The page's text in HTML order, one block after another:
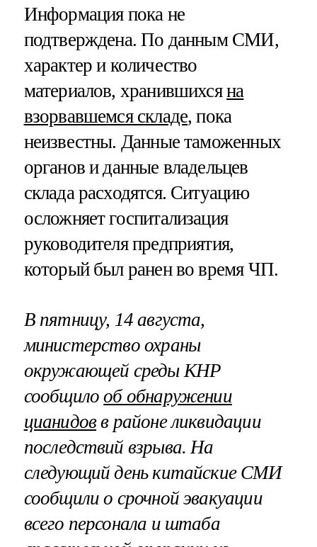
Информация пока не
подтверждена. По данным СМИ,
характер и количество
материалов, хранившихсяна
взорвавшемся складе, пока
неизвестны. Данные таможенных
органов и данные владельцев
склада расходятся. Ситуацию
осложняет госпитализация
руководителя предприятия,
который был ранен во время ЧП.
В пятницу, 14 августа,
министерство охраны
окружающей среды КНР
сообщилооб обнаружении
цианидовв районе ликвидации
последствий взрыва. На
следующий день китайские СМИ
сообщили о срочной эвакуации
всего персонала и штаба